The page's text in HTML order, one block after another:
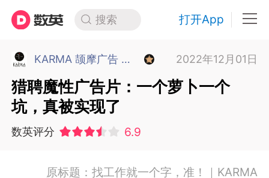
搜索 打开App
KARMA 颉摩广告 上海 2022年12月01日
猎聘魔性广告片：一个萝卜一个
坑，真被实现了
数英评分 6.9
原标题：找工作就一个字，准！｜KARMA